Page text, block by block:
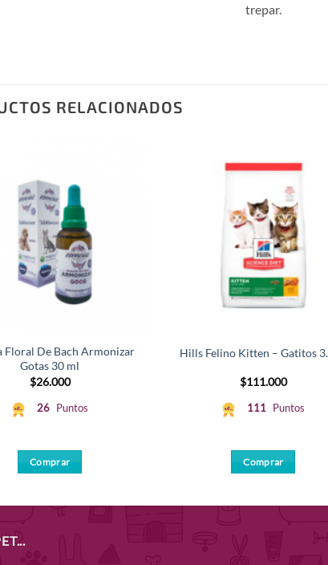
trepar.
RELACIONADOS
Floral De Bach Armonizar
Gotas 30 ml
$26.000
26 Puntos
Comprar
Hills Felino Kitten – Gatitos
$111.000
111 Puntos
Comprar